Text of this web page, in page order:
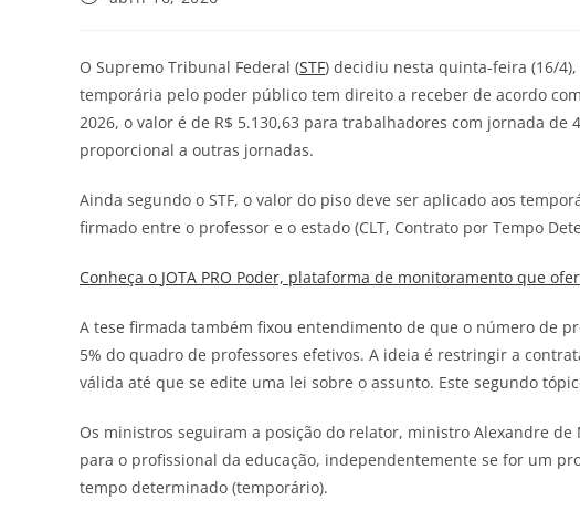
O Supremo Tribunal Federal (STF) decidiu nesta quinta-feira (16/
temporária pelo poder público tem direito a receber de acordo
2026, o valor é de R$ 5.130,63 para trabalhadores com jornada
proporcional a outras jornadas.
Ainda segundo o STF, o valor do piso deve ser aplicado aos
firmado entre o professor e o estado (CLT, Contrato por Tempo
Conheça o JOTA PRO Poder, plataforma de monitoramento que
A tese firmada também fixou entendimento de que o número de
5% do quadro de professores efetivos. A ideia é restringir a
válida até que se edite uma lei sobre o assunto. Este segundo
Os ministros seguiram a posição do relator, ministro Alexandre
para o profissional da educação, independentemente se for um
tempo determinado (temporário).